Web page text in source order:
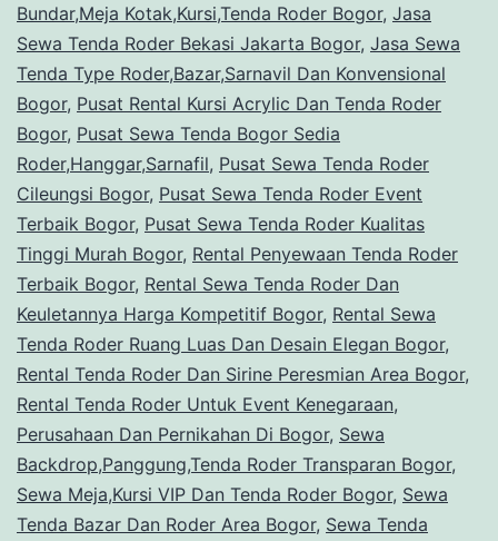
Keuletannya
Harga
Kompetitif
Bogor
Bundar,Meja Kotak,Kursi,Tenda Roder Bogor, Jasa
Sewa Tenda Roder Bekasi Jakarta Bogor, Jasa Sewa
Tenda Type Roder,Bazar,Sarnavil Dan Konvensional
Bogor, Pusat Rental Kursi Acrylic Dan Tenda Roder
Bogor, Pusat Sewa Tenda Bogor Sedia
Roder,Hanggar,Sarnafil, Pusat Sewa Tenda Roder
Cileungsi Bogor, Pusat Sewa Tenda Roder Event
Terbaik Bogor, Pusat Sewa Tenda Roder Kualitas
Tinggi Murah Bogor, Rental Penyewaan Tenda Roder
Terbaik Bogor, Rental Sewa Tenda Roder Dan
Keuletannya Harga Kompetitif Bogor, Rental Sewa
Tenda Roder Ruang Luas Dan Desain Elegan Bogor,
Rental Tenda Roder Dan Sirine Peresmian Area Bogor,
Rental Tenda Roder Untuk Event Kenegaraan,
Perusahaan Dan Pernikahan Di Bogor, Sewa
Backdrop,Panggung,Tenda Roder Transparan Bogor,
Sewa Meja,Kursi VIP Dan Tenda Roder Bogor, Sewa
Tenda Bazar Dan Roder Area Bogor, Sewa Tenda